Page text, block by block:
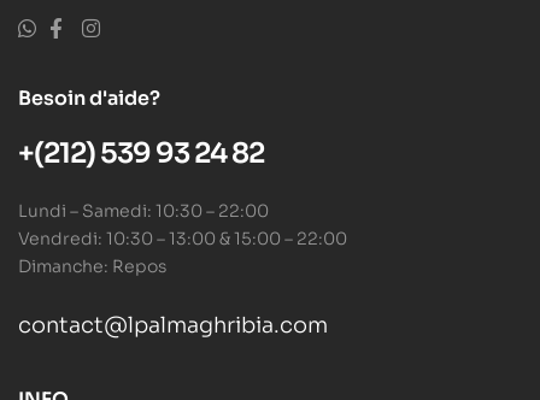
Besoin d'aide?
+(212) 539 93 24 82
Lundi – Samedi: 10:30 – 22:00
Vendredi: 10:30 – 13:00 & 15:00 – 22:00
Dimanche: Repos
contact@lpalmaghribia.com